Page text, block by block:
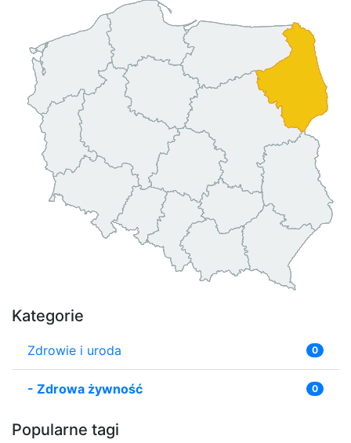
Kategorie
Zdrowie i uroda 0
- Zdrowa żywność 0
Popularne tagi